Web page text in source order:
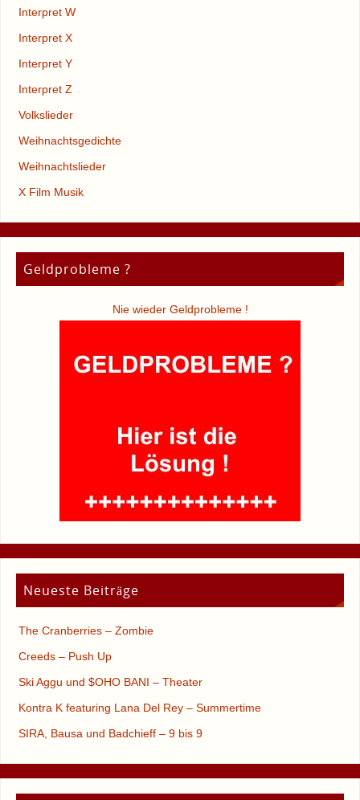
Interpret W
Interpret X
Interpret Y
Interpret Z
Volkslieder
Weihnachtsgedichte
Weihnachtslieder
X Film Musik
Geldprobleme ?
Nie wieder Geldprobleme !
Neueste Beiträge
The Cranberries – Zombie
Creeds – Push Up
Ski Aggu und $OHO BANI – Theater
Kontra K featuring Lana Del Rey – Summertime
SIRA, Bausa und Badchieff – 9 bis 9